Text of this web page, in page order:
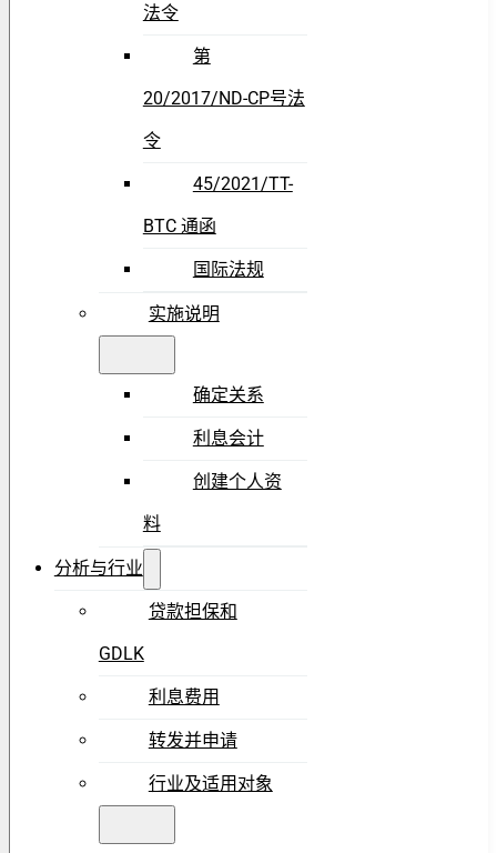
法令
第
20/2017/ND-CP号法
令
45/2021/TT-
BTC 通函
国际法规
实施说明
确定关系
利息会计
创建个人资
料
分析与行业
贷款担保和
GDLK
利息费用
转发并申请
行业及适用对象